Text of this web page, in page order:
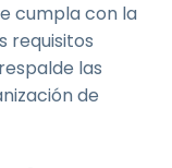
cumpla con la
requisitos
las
de